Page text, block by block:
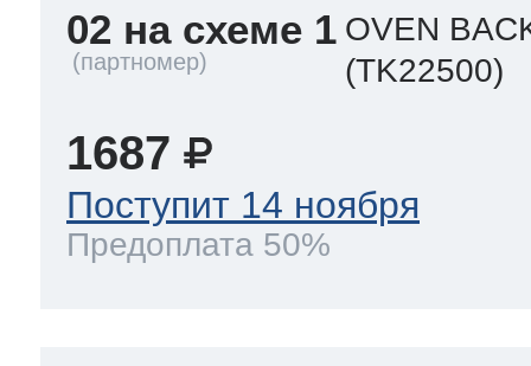
02 на схеме 1 OVEN
(TK22500)
1687
Поступит 14 ноября
Предоплата 50%